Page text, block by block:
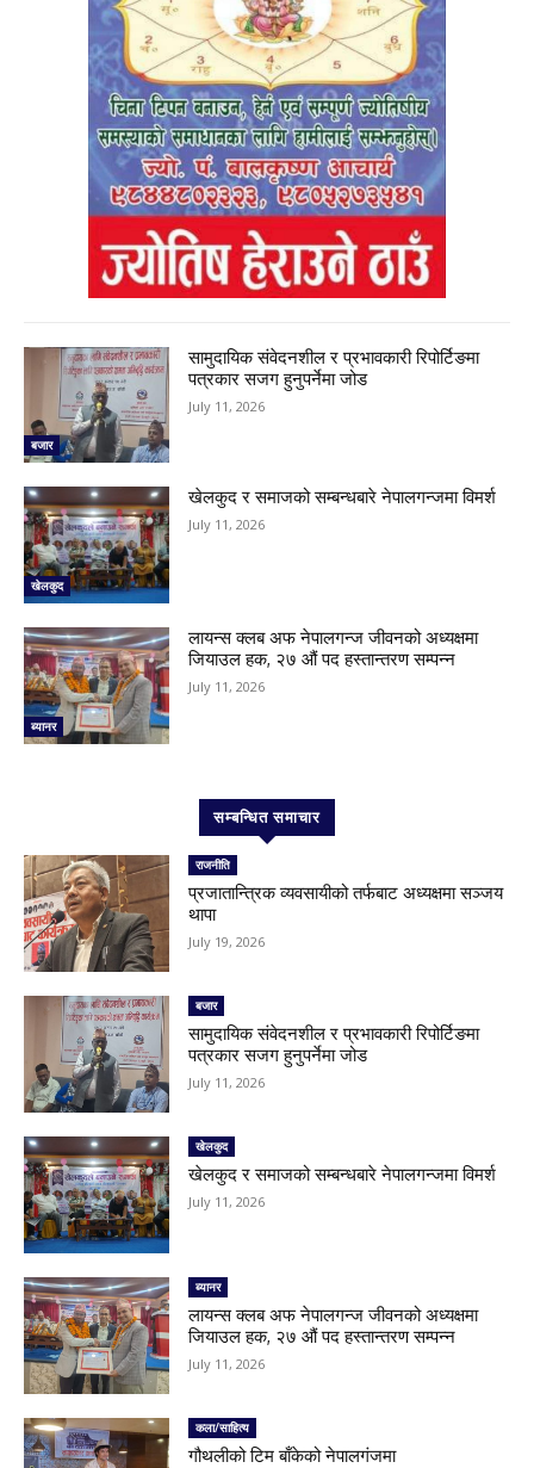
बजार
सामुदायिक संवेदनशील र प्रभावकारी रिपोर्टिङमा
पत्रकार सजग हुनुपर्नेमा जोड
July 11, 2026
खेलकुद
खेलकुद र समाजको सम्बन्धबारे नेपालगन्जमा विमर्श
July 11, 2026
ब्यानर
लायन्स क्लब अफ नेपालगन्ज जीवनको अध्यक्षमा
जियाउल हक, २७ औं पद हस्तान्तरण सम्पन्न
July 11, 2026
सम्बन्धित समाचार
राजनीति
प्रजातान्त्रिक व्यवसायीको तर्फबाट अध्यक्षमा सञ्जय
थापा
July 19, 2026
बजार
सामुदायिक संवेदनशील र प्रभावकारी रिपोर्टिङमा
पत्रकार सजग हुनुपर्नेमा जोड
July 11, 2026
खेलकुद
खेलकुद र समाजको सम्बन्धबारे नेपालगन्जमा विमर्श
July 11, 2026
ब्यानर
लायन्स क्लब अफ नेपालगन्ज जीवनको अध्यक्षमा
जियाउल हक, २७ औं पद हस्तान्तरण सम्पन्न
July 11, 2026
कला/साहित्य
गौथलीको टिम बाँकेको नेपालगंजमा